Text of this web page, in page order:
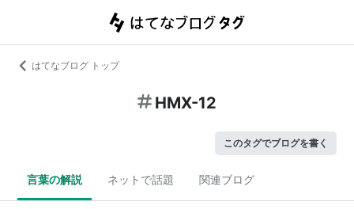
はてなブログ トップ
HMX-12
このタグでブログを書く
言葉の解説 ネットで話題 関連ブログ